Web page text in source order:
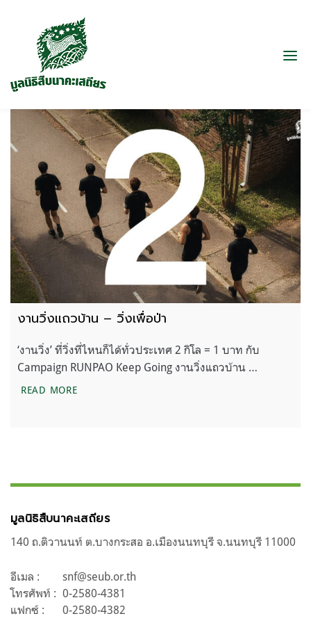
งานวิ่งแถวบ้าน – วิ่งเพื่อป่า
‘งานวิ่ง’ ที่วิ่งที่ไหนก็ได้ทั่วประเทศ 2 กิโล = 1 บาท กับ
Campaign RUNPAO Keep Going งานวิ่งแถวบ้าน …
READ MOREงานวิ่งแถวบ้าน – วิ่งเพื่อป่า
มูลนิธิสืบนาคะเสถียร
140 ถ.ติวานนท์ ต.บางกระสอ อ.เมืองนนทบุรี จ.นนทบุรี 11000
อีเมล :
snf@seub.or.th
โทรศัพท์ : 0-2580-4381
แฟกซ์ :
0-2580-4382